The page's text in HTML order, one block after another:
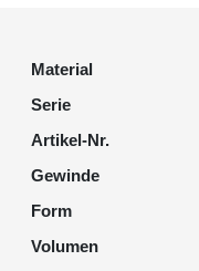
Material
Serie
Artikel-Nr.
Gewinde
Form
Volumen